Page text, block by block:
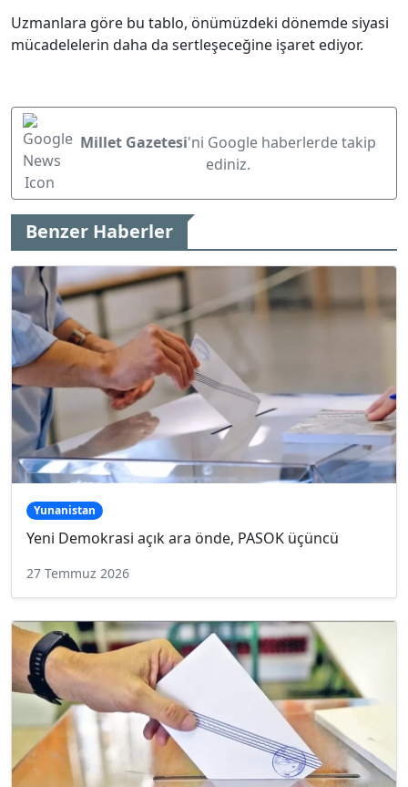
Uzmanlara göre bu tablo, önümüzdeki dönemde siyasi
mücadelelerin daha da sertleşeceğine işaret ediyor.
Millet Gazetesi'ni Google haberlerde takip
ediniz.
Benzer Haberler
Yunanistan
Yeni Demokrasi açık ara önde, PASOK üçüncü
27 Temmuz 2026